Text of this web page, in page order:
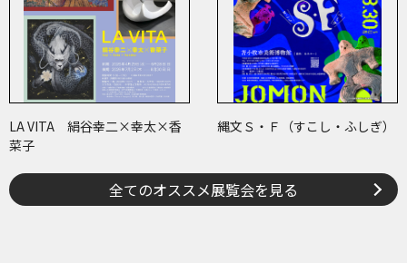
LA VITA 絹谷幸二×幸太×香
菜子
縄文Ｓ・Ｆ（すこし・ふしぎ）
全てのオススメ展覧会を見る